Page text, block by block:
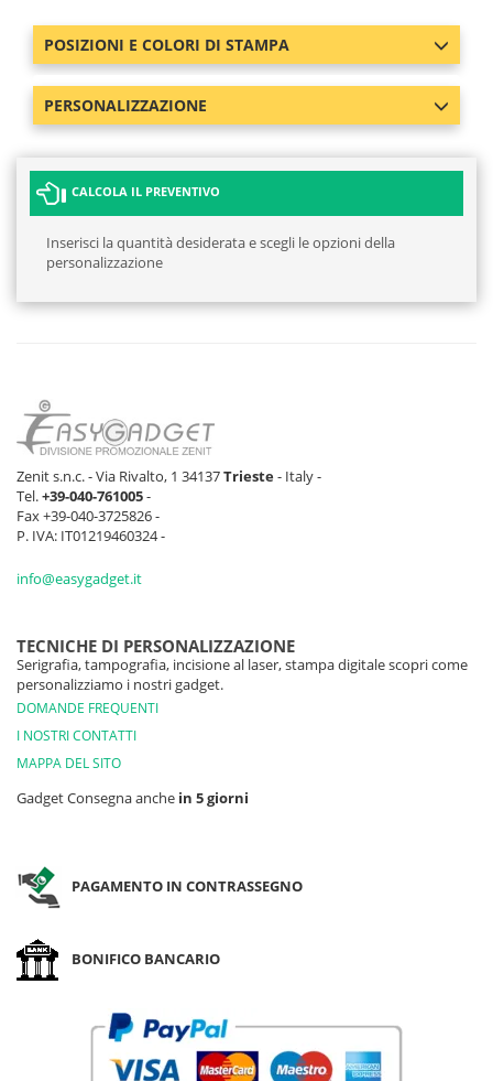
POSIZIONI E COLORI DI STAMPA
PERSONALIZZAZIONE
CALCOLA IL PREVENTIVO
Inserisci la quantità desiderata e scegli le opzioni della
personalizzazione
Zenit s.n.c. - Via Rivalto, 1 34137Trieste- Italy -
Tel.+39-040-761005-
Fax +39-040-3725826 -
P. IVA: IT01219460324 -
info@easygadget.it
TECNICHE DI PERSONALIZZAZIONE
Serigrafia, tampografia, incisione al laser, stampa digitale scopri come
personalizziamo i nostri gadget.
DOMANDE FREQUENTI
I NOSTRI CONTATTI
MAPPA DEL SITO
Gadget Consegna anche in 5 giorni
PAGAMENTO IN CONTRASSEGNO
BONIFICO BANCARIO